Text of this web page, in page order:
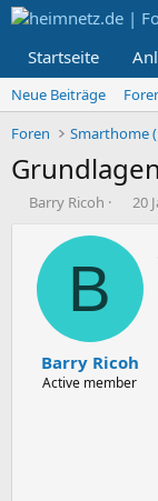
Startseite
Neue Beiträge
Foren
Smarthome
E
Barry Ricoh
E
t
l
a
m
20
B
Barry Ricoh
Active member